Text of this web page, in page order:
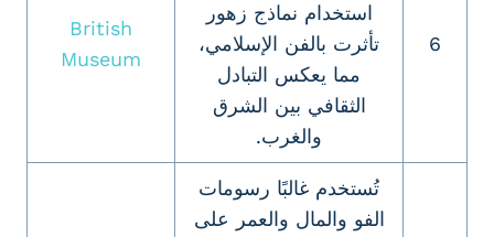
6
استخدام نماذج زهور
تأثرت بالفن الإسلامي،
مما يعكس التبادل
الثقافي بين الشرق
والغرب.
British
Museum
تُستخدم غالبًا رسومات
الفو والمال والعمر على